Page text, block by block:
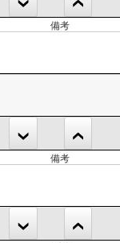
備考
備考